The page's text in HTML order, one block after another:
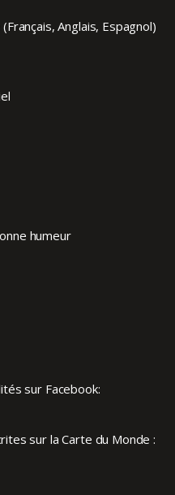
Anglais, Espagnol)
humeur
sur Facebook:
sur la Carte du Monde :